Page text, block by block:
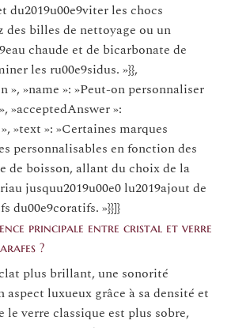
du2019u00e9viter les chocs
billes de nettoyage ou un
chaude et de bicarbonate de
les ru00e9sidus. »}},
», »name »: »Peut-on personnaliser
»acceptedAnswer »:
»text »: »Certaines marques
personnalisables en fonction des
de boisson, allant du choix de la
jusquu2019u00e0 lu2019ajout de
du00e9coratifs. »}}]}
principale entre cristal et verre
?
plus brillant, une sonorité
luxueux grâce à sa densité et
le verre classique est plus sobre,